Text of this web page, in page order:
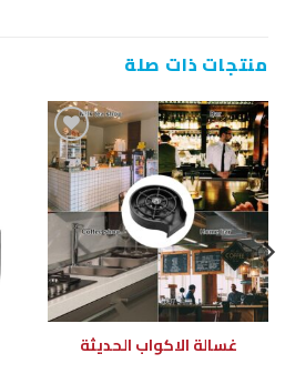
منتجات ذات صلة
إضافة
إلى
قائمة
الرغبات
غسالة الاكواب الحديثة